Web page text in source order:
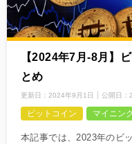
【2024年7月‐8月】
とめ
更新日： 2024年9月1日 公開日：
ビットコイン マイニン
本記事では、2023年のビ